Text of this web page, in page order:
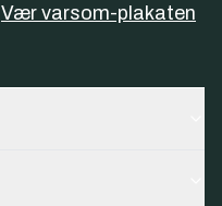
Vær varsom-plakaten